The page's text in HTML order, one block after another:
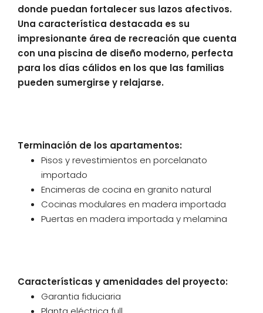
donde puedan fortalecer sus lazos afectivos.
Una característica destacada es su
impresionante área de recreación que cuenta
con una piscina de diseño moderno, perfecta
para los días cálidos en los que las familias
pueden sumergirse y relajarse.
Terminación de los apartamentos:
Pisos y revestimientos en porcelanato
importado
Encimeras de cocina en granito natural
Cocinas modulares en madera importada
Puertas en madera importada y melamina
Características y amenidades del proyecto:
Garantia fiduciaria